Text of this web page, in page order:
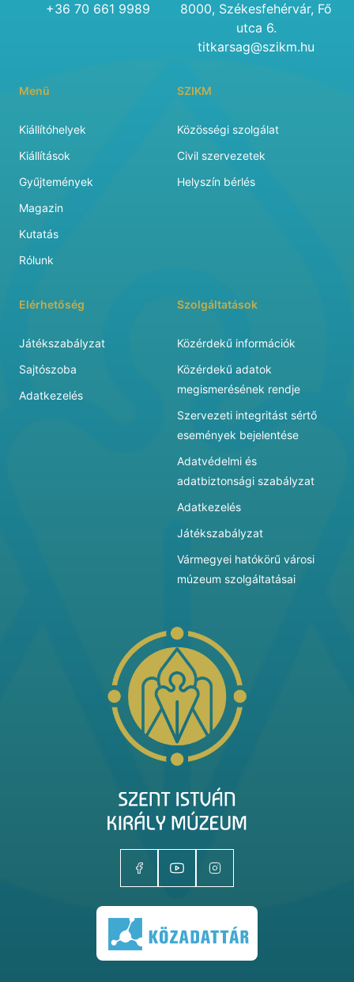
+36 70 661 9989
8000, Székesfehérvár, Fő
utca 6.
titkarsag@szikm.hu
Menü
Kiállítóhelyek
Kiállítások
Gyűjtemények
Magazin
Kutatás
Rólunk
SZIKM
Közösségi szolgálat
Civil szervezetek
Helyszín bérlés
Elérhetőség
Játékszabályzat
Sajtószoba
Adatkezelés
Szolgáltatások
Közérdekű információk
Közérdekű adatok
megismerésének rendje
Szervezeti integritást sértő
események bejelentése
Adatvédelmi és
adatbiztonsági szabályzat
Adatkezelés
Játékszabályzat
Vármegyei hatókörű városi
múzeum szolgáltatásai